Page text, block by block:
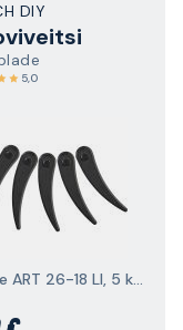
DIY
5,0
Mallille ART 26-18 LI, 5 kappaleen pakkaus